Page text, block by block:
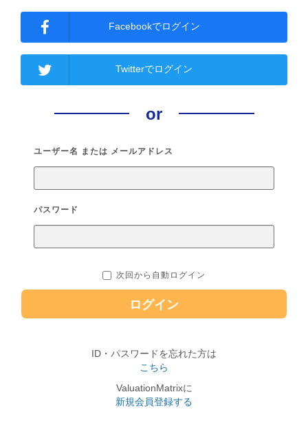
Facebookでログイン
Twitterでログイン
or
ユーザー名 または メールアドレス
パスワード
次回から自動ログイン
ログイン
ID・パスワードを忘れた方は
こちら
ValuationMatrixに
新規会員登録する